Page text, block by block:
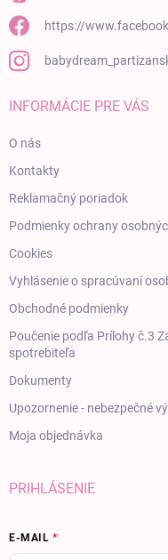
https://
INFORMÁCIE PRE VÁS
O nás
Kontakty
Reklamačný poriadok
Podmienky ochrany
Cookies
Vyhlásenie o spracúvaní
Obchodné podmienky
Poučenie podľa Prílohy č.3
spotrebiteľa
Dokumenty
Upozornenie - nebezpečné
Moja objednávka
PRIHLÁSENIE
E-MAIL